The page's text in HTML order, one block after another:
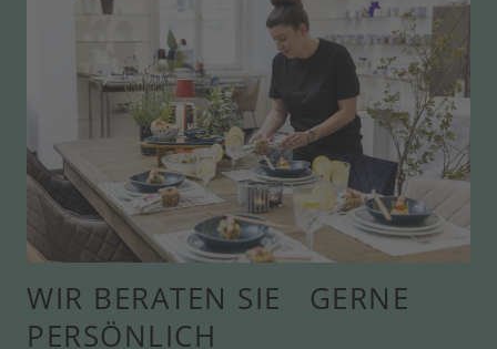
WIR BERATEN SIE GERNE
PERSÖNLICH